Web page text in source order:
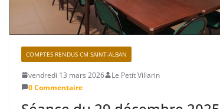
COMPTES RENDUS CM SAINT-ALBAN
vendredi 13 mars 2026
Le Petit Villarin
0 Commentaire